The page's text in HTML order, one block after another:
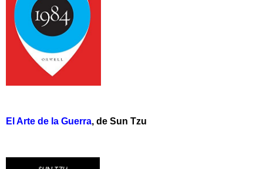
El Arte de la Guerra, de Sun Tzu